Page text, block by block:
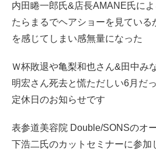
内田睠一郎氏&店長AMANE氏に
たらまるでヘアショーを見ている
を感じてしまい感無量になった
Ｗ杯敗退や亀梨和也さん&田中み
明宏さん死去と慌ただしい6月だ
定休日のお知らせです
表参道美容院 Double/SONSのオ
下浩二氏のカットセミナーに参加